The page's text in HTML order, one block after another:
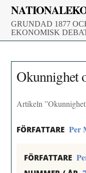
Skip
content
GRUNDAD 1877
EKONOMISK
Okunnighet
Artikeln
FÖRFATTARE Per
FÖRFATTARE